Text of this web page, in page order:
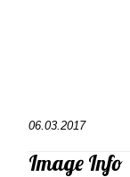
06.03.2017
Image Info